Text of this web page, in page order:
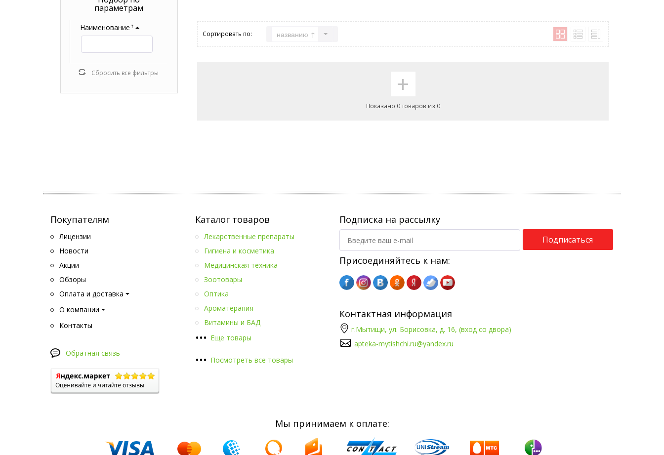
параметрам
Наименование ?
Сбросить все фильтры
Сортировать по: названию ↑
+
Показано 0 товаров из 0
Покупателям
Лицензии
Новости
Акции
Обзоры
Оплата и доставка
О компании
Контакты
Обратная связь
Каталог товаров
••• Еще товары
Лекарственные препараты
Гигиена и косметика
Медицинская техника
Зоотовары
Оптика
Ароматерапия
Витамины и БАД
••• Посмотреть все товары
Подписка на рассылку
Подписаться
Присоединяйтесь к нам:
Контактная информация
г.Мытищи, ул. Борисовка, д. 16, (вход со двора)
apteka-mytishchi.ru@yandex.ru
Мы принимаем к оплате: